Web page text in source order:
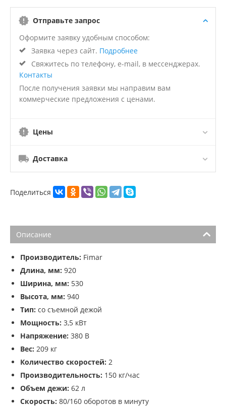
Отправьте запрос
Оформите заявку удобным способом:
Заявка через сайт. Подробнее
Свяжитесь по телефону, e-mail, в мессенджерах.
Контакты
После получения заявки мы направим вам
коммерческие предложения с ценами.
Цены
Доставка
Поделиться
Описание
Производитель: Fimar
Длина, мм: 920
Ширина, мм: 530
Высота, мм: 940
Тип: со съемной дежой
Мощность: 3,5 кВт
Напряжение: 380 В
Вес: 209 кг
Количество скоростей: 2
Производительность: 150 кг/час
Объем дежи: 62 л
Скорость: 80/160 оборотов в минуту